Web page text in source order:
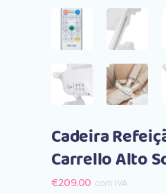
Cadeira
Carrello Alto
€209.00 com IVA